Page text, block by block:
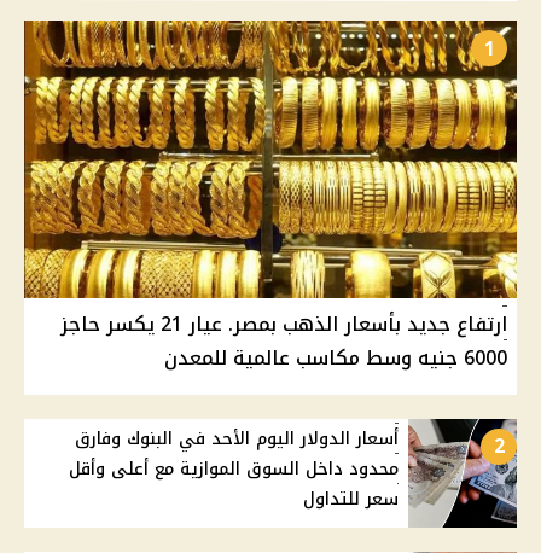
1
ارتفاع جديد بأسعار الذهب بمصر. عيار 21 يكسر حاجز
6000 جنيه وسط مكاسب عالمية للمعدن
2
أسعار الدولار اليوم الأحد في البنوك وفارق
محدود داخل السوق الموازية مع أعلى وأقل
سعر للتداول